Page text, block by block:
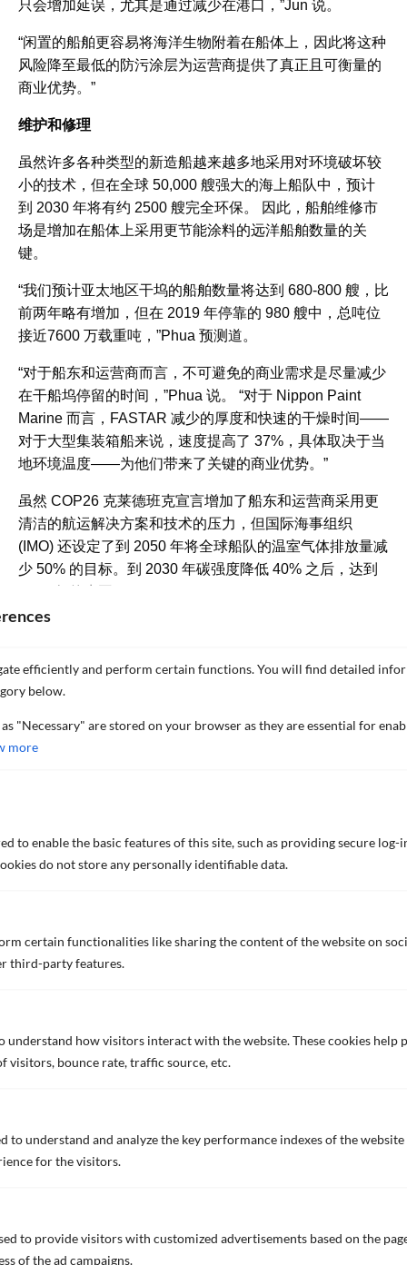
efficiently and perform certain functions. You will find detailed
below.
"Necessary" are stored on your browser as they are essential for
more
to enable the basic features of this site, such as providing secure
do not store any personally identifiable data.
certain functionalities like sharing the content of the website on
third-party features.
understand how visitors interact with the website. These cookies
visitors, bounce rate, traffic source, etc.
to understand and analyze the key performance indexes of the
for the visitors.
to provide visitors with customized advertisements based on the
of the ad campaigns.
只会增加延误，尤其是通过减少在港口，”Jun 说。
“闲置的船舶更容易将海洋生物附着在船体上，因此将这种
风险降至最低的防污涂层为运营商提供了真正且可衡量的
商业优势。”
维护和修理
虽然许多各种类型的新造船越来越多地采用对环境破坏较
小的技术，但在全球 50,000 艘强大的海上船队中，预计
到 2030 年将有约 2500 艘完全环保。 因此，船舶维修市
场是增加在船体上采用更节能涂料的远洋船舶数量的关
键。
“我们预计亚太地区干坞的船舶数量将达到 680-800 艘，比
前两年略有增加，但在 2019 年停靠的 980 艘中，总吨位
接近7600 万载重吨，”Phua 预测道。
“对于船东和运营商而言，不可避免的商业需求是尽量减少
在干船坞停留的时间，”Phua 说。 “对于 Nippon Paint
Marine 而言，FASTAR 减少的厚度和快速的干燥时间——
对于大型集装箱船来说，速度提高了 37%，具体取决于当
地环境温度——为他们带来了关键的商业优势。”
虽然 COP26 克莱德班克宣言增加了船东和运营商采用更
清洁的航运解决方案和技术的压力，但国际海事组织
(IMO) 还设定了到 2050 年将全球船队的温室气体排放量减
少 50% 的目标。到 2030 年碳强度降低 40% 之后，达到
1 日生效。
需求都很明确：“通过使用先进的防污涂料来提高燃油效率
将提高竞争力并减少对环境的影响。越来越严格的法规的
INSIGHTS
VIEW ALL NEWS
船体性能